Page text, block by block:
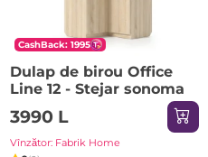
CashBack: 1995
Dulap de birou Office
Line 12 - Stejar sonoma
3990 L
Vînzător: Fabrik Home